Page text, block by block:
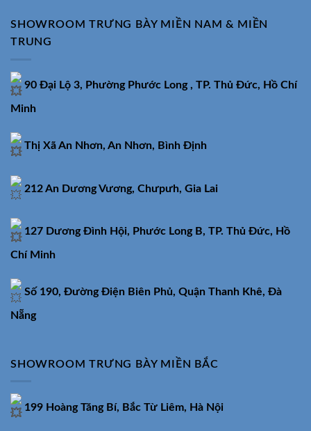
SHOWROOM TRƯNG BÀY MIỀN NAM & MIỀN
TRUNG
90 Đại Lộ 3, Phường Phước Long , TP. Thủ Đức, Hồ Chí
Minh
Thị Xã An Nhơn, An Nhơn, Bình Định
212 An Dương Vương, Chưpưh, Gia Lai
127 Dương Đình Hội, Phước Long B, TP. Thủ Đức, Hồ
Chí Minh
Số 190, Đường Điện Biên Phủ, Quận Thanh Khê, Đà
Nẵng
SHOWROOM TRƯNG BÀY MIỀN BẮC
199 Hoàng Tăng Bí, Bắc Từ Liêm, Hà Nội